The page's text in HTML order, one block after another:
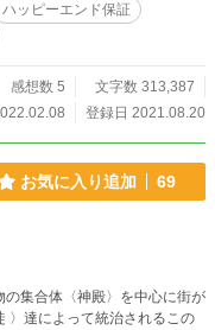
ハッピーエンド保証
感想数 5
文字数 313,387
登録日 2021.08.20
お気に入り追加 69
集合体〈神殿〉を中心に街が
〉達によって統治されるこの